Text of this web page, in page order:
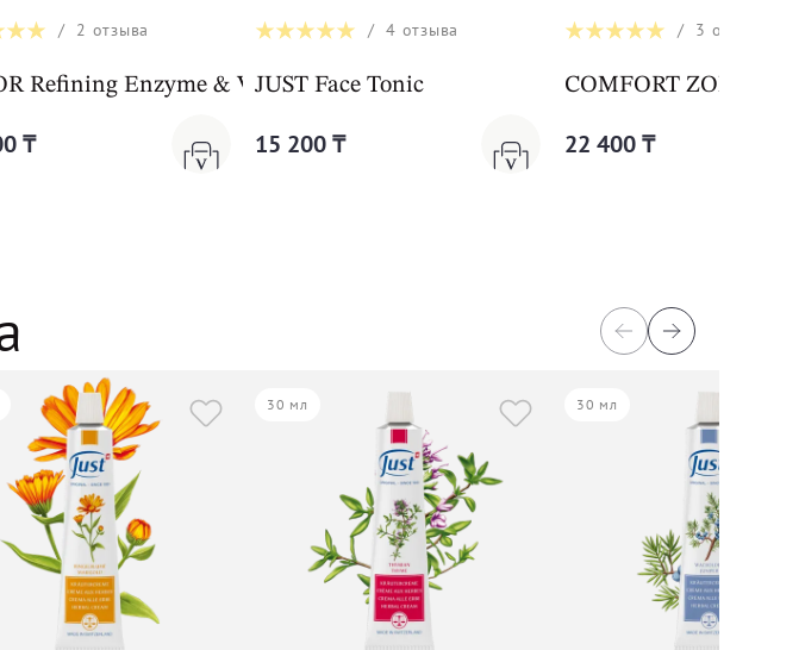
Solution
/ 2 отзыва
Refining Enzyme & Vitamin C Cleanser
₸
/4 отзыва
JUST Face Tonic
15 200 ₸
/ 3 отзыва
COMFORT ZONE
22 400 ₸
30 мл 30 мл